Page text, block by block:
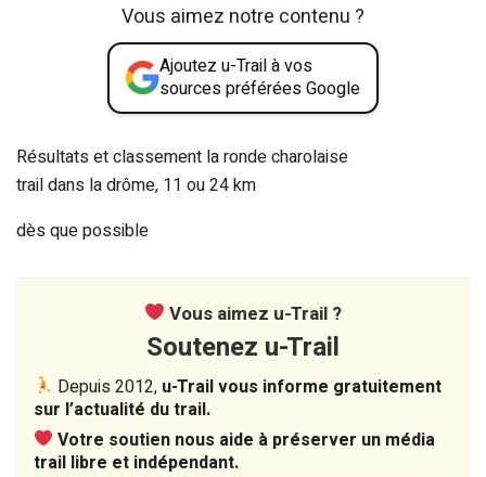
Vous aimez notre contenu ?
Ajoutez u-Trail à vos
sources préférées Google
Résultats et classement la ronde charolaise
trail dans la drôme, 11 ou 24 km
dès que possible
Vous aimez u-Trail ?
Soutenez u-Trail
Depuis 2012, u-Trail vous informe gratuitement
sur l’actualité du trail.
Votre soutien nous aide à préserver un média
trail libre et indépendant.